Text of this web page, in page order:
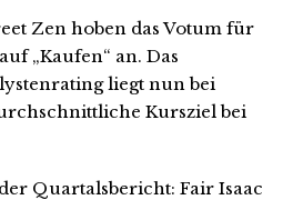
Zen hoben das Votum für
„Kaufen“ an. Das
liegt nun bei
Kursziel bei
Quartalsbericht: Fair Isaac